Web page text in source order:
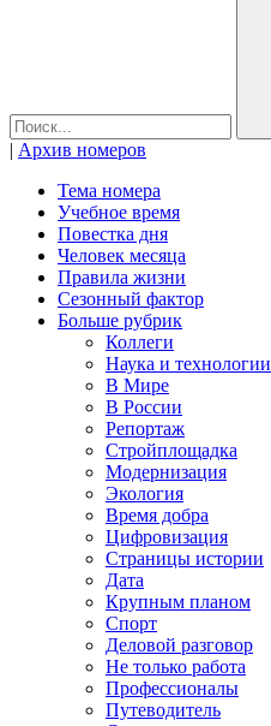
| Архив номеров
Тема номера
Учебное время
Повестка дня
Человек месяца
Правила жизни
Сезонный фактор
Больше рубрик
Коллеги
Наука и технологии
В Мире
В России
Репортаж
Стройплощадка
Модернизация
Экология
Время добра
Цифровизация
Страницы истории
Дата
Крупным планом
Спорт
Деловой разговор
Не только работа
Профессионалы
Путеводитель